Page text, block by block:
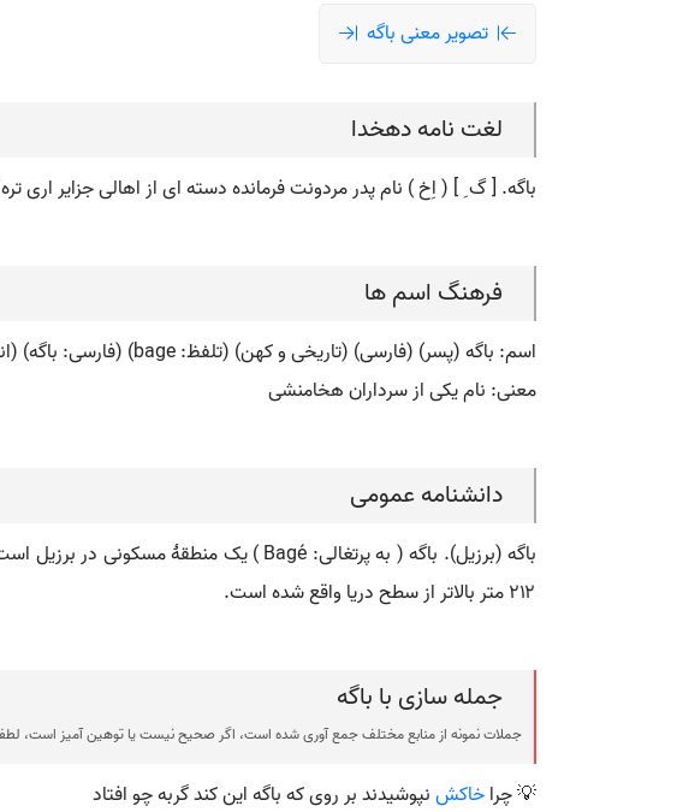
تصویر معنی باگه
لغت نامه دهخدا
باگه. [ گ ِ ] ( اِخ ) نام پدر مردونت فرمانده دسته ای از اهالی جزایر اری
فرهنگ اسم ها
اسم: باگه (پسر) (فارسی) (تاریخی و کهن) (تلفظ: bage) (فارسی: باگه) (انگلیسی: bage)
معنی: نام یکی از سرداران هخامنشی
دانشنامه عمومی
۲۱۲ متر بالاتر از سطح دریا واقع شده است.
جمله سازی با باگه
جملات نمونه از منابع مختلف جمع آوری شده است، اگر صحیح نیست یا توهین آمیز است،
💡 چراخاکشنپوشیدند بر روی که باگه این کند گربه چو افتاد